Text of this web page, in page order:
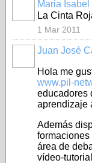
Maria
La Cinta
1 Mar 2011
Juan José
Hola me
www.pil-
educadores
aprendizaje
Además
área de
vídeo-